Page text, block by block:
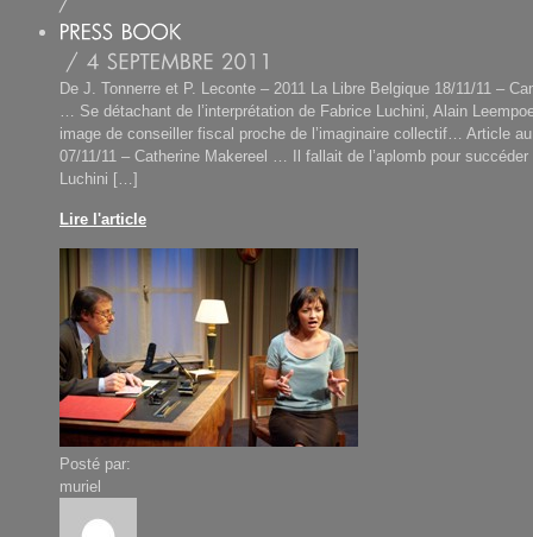
De J. Tonnerre et P. Leconte – 2011 La Libre Belgique 18/11/11 –
… Se détachant de l’interprétation de Fabrice Luchini, Alain
image de conseiller fiscal proche de l’imaginaire collectif… Article
07/11/11 – Catherine Makereel … Il fallait de l’aplomb pour succéder
Luchini […]
Lire l'article
Posté par:
muriel